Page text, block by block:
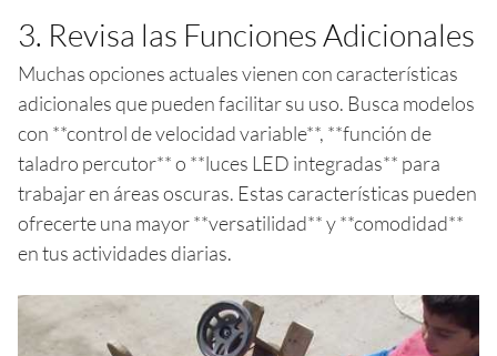
3. Revisa las Funciones Adicionales
Muchas opciones actuales vienen con características
adicionales que pueden facilitar su uso. Busca modelos
con **control de velocidad variable**, **función de
taladro percutor** o **luces LED integradas** para
trabajar en áreas oscuras. Estas características pueden
ofrecerte una mayor **versatilidad** y **comodidad**
en tus actividades diarias.